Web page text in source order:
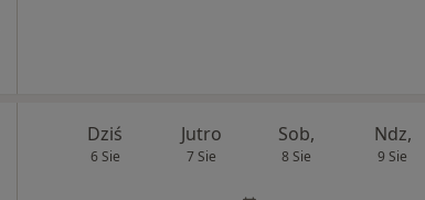
Dziś
6 Sie
Jutro
7 Sie
Sob,
8 Sie
Ndz,
9 Sie